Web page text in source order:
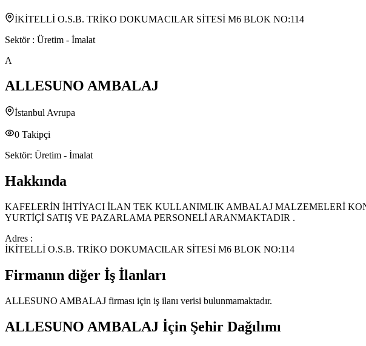
İKİTELLİ O.S.B. TRİKO DOKUMACILAR SİTESİ M6 BLOK NO:114
Sektör : Üretim - İmalat
A
ALLESUNO AMBALAJ
İstanbul Avrupa
0 Takipçi
Sektör: Üretim - İmalat
Hakkında
KAFELERİN İHTİYACI İLAN TEK KULLANIMLIK AMBALAJ MALZEMELERİ
YURTİÇİ SATIŞ VE PAZARLAMA PERSONELİ ARANMAKTADIR .
Adres :
İKİTELLİ O.S.B. TRİKO DOKUMACILAR SİTESİ M6 BLOK NO:114
Firmanın diğer İş İlanları
ALLESUNO AMBALAJ firması için iş ilanı verisi bulunmamaktadır.
ALLESUNO AMBALAJ İçin Şehir Dağılımı